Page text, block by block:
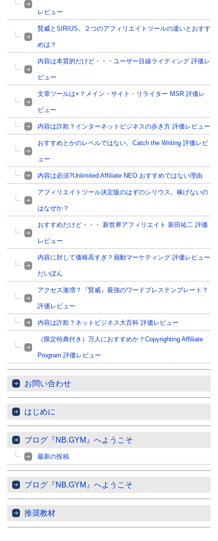
レビュー
賢威とSIRIUS。２つのアフィリエイトツールの違いとおすす
めは？
内容は本質的だけど・・・ユーザー目線ライティング 評価レ
ビュー
文章ツールは×？メイン・サイト・リライター MSR 評価レ
ビュー
内容は詐欺？インターネットビジネスの歩き方 評価レビュー
おすすめとかのレベルではない。Catch the Writing 評価レビ
ュー
内容は必須?Unlimited Affiliate NEO おすすめではない理由
アフィリエイトツール決定版のはずのシリウス。稼げないの
はなぜか？
おすすめだけど・・・ 新世界アフィリエイト 新田祐二 評価
レビュー
内容に対して価格高すぎ？扇動マーケティング 評価レビュー
だいぽん
アクセス激増？『賢威』最強のワードプレステンプレート？
評価レビュー
内容は詐欺？ネットビジネス大百科 評価レビュー
（限定特典付き）万人におすすめか？Copyrighting Affiliate
Program 評価レビュー
お問い合わせ
はじめに
ブログ『NB.GYM』へようこそ
最新の投稿
ブログ『NB.GYM』へようこそ
推奨教材